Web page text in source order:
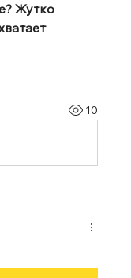
Жутко
10